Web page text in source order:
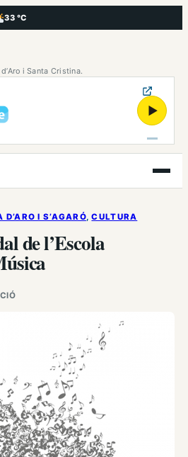
33 °Cennuvolat
i Santa Cristina.
▶
Obre
el
I S’AGARÓ, CULTURA
de l’Escola